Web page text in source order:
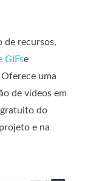
de recursos,
GIFse
uma
de vídeos em
do
e na